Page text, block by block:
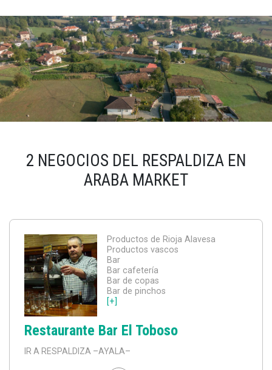
2 NEGOCIOS DEL RESPALDIZA EN
ARABA MARKET
Productos de Rioja Alavesa
Productos vascos
Bar
Bar cafetería
Bar de copas
Bar de pinchos
[+]
Restaurante Bar El Toboso
IR A RESPALDIZA –AYALA–